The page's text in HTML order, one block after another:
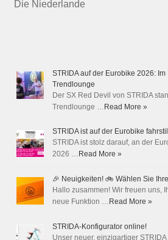
Die Niederlande
STRIDA auf der Eurobike 2026:
Trendlounge
Der SX Red Devil von STRIDA
Trendlounge … Read More »
STRIDA ist auf der Eurobike
STRIDA ist stolz darauf, an der
2026 … Read More »
🎉 Neuigkeiten! 🚲 Wählen Sie
Hallo zusammen! Wir freuen uns,
neue Funktion … Read More »
STRIDA-Konfigurator online!
Unser neuer, einzigartiger